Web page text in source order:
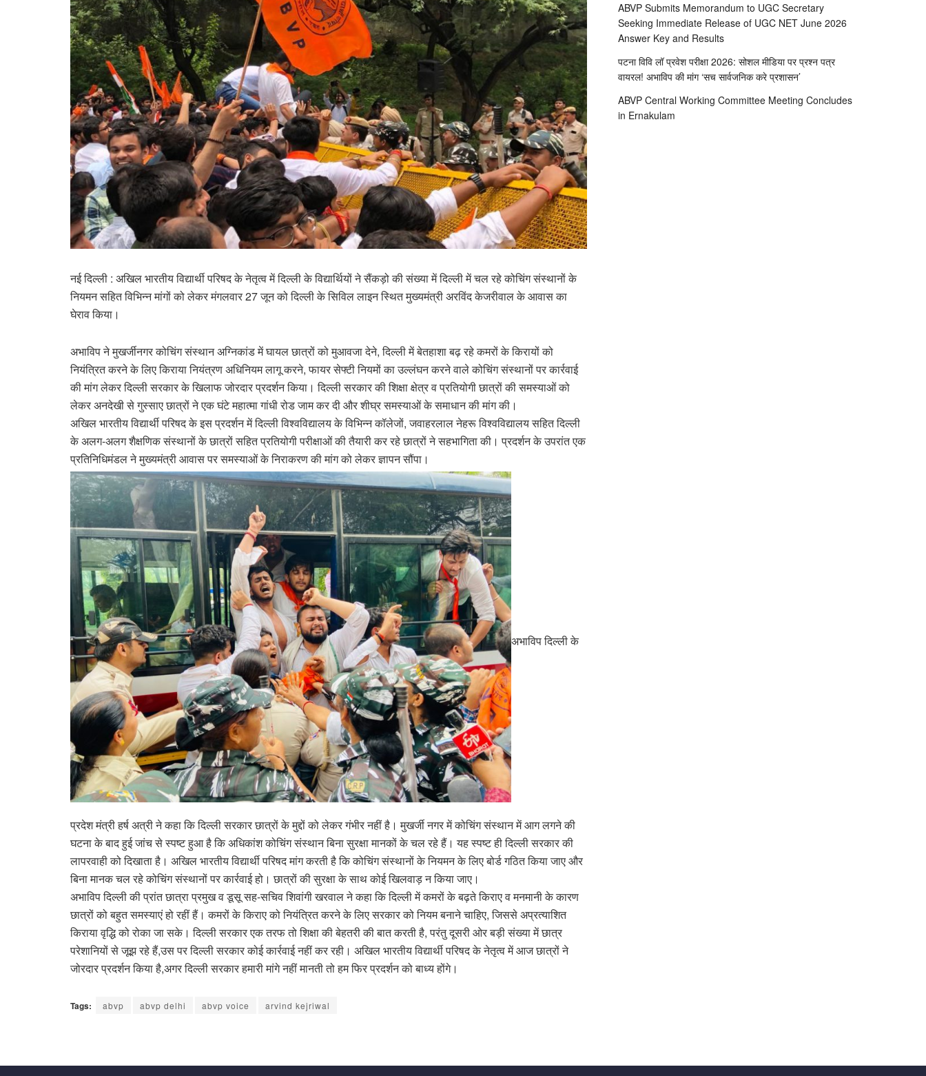
नई दिल्ली : अखिल भारतीय विद्यार्थी परिषद के नेतृत्व में दिल्ली के विद्यार्थियों ने सैंकड़ो की संख्या में दिल्ली में चल रहे कोचिंग संस्थानों के
नियमन सहित विभिन्न मांगों को लेकर मंगलवार 27 जून को दिल्ली के सिविल लाइन स्थित मुख्यमंत्री अरविंद केजरीवाल के आवास का
घेराव किया।
अभाविप ने मुखर्जीनगर कोचिंग संस्थान अग्निकांड में घायल छात्रों को मुआवजा देने, दिल्ली में बेतहाशा बढ़ रहे कमरों के किरायों को
नियंत्रित करने के लिए किराया नियंत्रण अधिनियम लागू करने, फायर सेफ्टी नियमों का उल्लंघन करने वाले कोचिंग संस्थानों पर कार्रवाई
की मांग लेकर दिल्ली सरकार के खिलाफ जोरदार प्रदर्शन किया। दिल्ली सरकार की शिक्षा क्षेत्र व प्रतियोगी छात्रों की समस्याओं को
लेकर अनदेखी से गुस्साए छात्रों ने एक घंटे महात्मा गांधी रोड जाम कर दी और शीघ्र समस्याओं के समाधान की मांग की।
अखिल भारतीय विद्यार्थी परिषद के इस प्रदर्शन में दिल्ली विश्वविद्यालय के विभिन्न कॉलेजों, जवाहरलाल नेहरू विश्वविद्यालय सहित दिल्ली
के अलग-अलग शैक्षणिक संस्थानों के छात्रों सहित प्रतियोगी परीक्षाओं की तैयारी कर रहे छात्रों ने सहभागिता की। प्रदर्शन के उपरांत एक
प्रतिनिधिमंडल ने मुख्यमंत्री आवास पर समस्याओं के निराकरण की मांग को लेकर ज्ञापन सौंपा।
अभाविप दिल्ली के
प्रदेश मंत्री हर्ष अत्री ने कहा कि दिल्ली सरकार छात्रों के मुद्दों को लेकर गंभीर नहीं है। मुखर्जी नगर में कोचिंग संस्थान में आग लगने की
घटना के बाद हुई जांच से स्पष्ट हुआ है कि अधिकांश कोचिंग संस्थान बिना सुरक्षा मानकों के चल रहे हैं‌। यह स्पष्ट ही दिल्ली सरकार की
लापरवाही को दिखाता है। अखिल भारतीय विद्यार्थी परिषद मांग करती है कि कोचिंग संस्थानों के नियमन के लिए बोर्ड गठित किया जाए और
बिना मानक चल रहे कोचिंग संस्थानों पर कार्रवाई हो। छात्रों की सुरक्षा के साथ कोई खिलवाड़ न किया जाए।
अभाविप दिल्ली की प्रांत छात्रा प्रमुख व डूसू सह-सचिव शिवांगी खरवाल ने कहा कि दिल्ली में कमरों के बढ़ते किराए व मनमानी के कारण
छात्रों को बहुत समस्याएं हो रहीं हैं। कमरों के किराए को नियंत्रित करने के लिए सरकार को नियम बनाने चाहिए, जिससे अप्रत्याशित
किराया वृद्धि को रोका जा सके। दिल्ली सरकार एक तरफ तो शिक्षा की बेहतरी की बात करती है, परंतु दूसरी ओर बड़ी संख्या में छात्र
परेशानियों से जूझ रहे हैं,उस पर दिल्ली सरकार कोई कार्रवाई नहीं कर रही। अखिल भारतीय विद्यार्थी परिषद के नेतृत्व में आज छात्रों ने
जोरदार प्रदर्शन किया है,अगर दिल्ली सरकार हमारी मांगे नहीं मानती तो हम फिर प्रदर्शन को बाध्य होंगे।
Tags: abvp abvp delhi abvp voice arvind kejriwal
ABVP Submits Memorandum to UGC Secretary
Seeking Immediate Release of UGC NET June 2026
Answer Key and Results
पटना विवि लॉ प्रवेश परीक्षा 2026: सोशल मीडिया पर प्रश्न पत्र
वायरल! अभाविप की मांग ‘सच सार्वजनिक करे प्रशासन’
ABVP Central Working Committee Meeting Concludes
in Ernakulam